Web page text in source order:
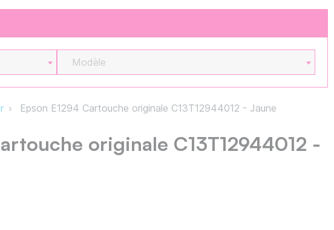
Modèle
Epson E1294 Cartouche originale C13T12944012 - Jaune
originale C13T12944012 -